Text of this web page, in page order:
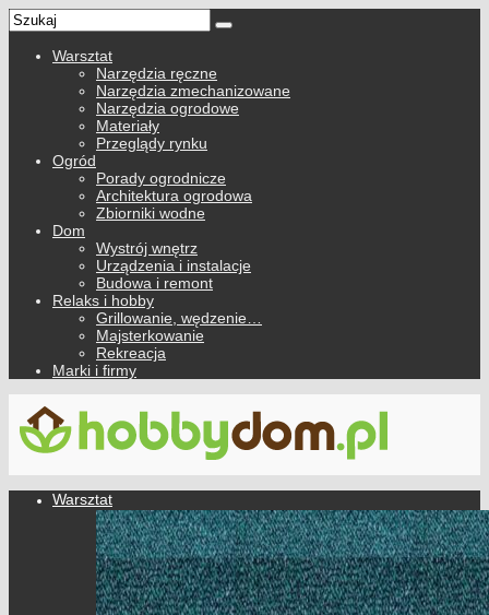
Warsztat
Narzędzia ręczne
Narzędzia zmechanizowane
Narzędzia ogrodowe
Materiały
Przeglądy rynku
Ogród
Porady ogrodnicze
Architektura ogrodowa
Zbiorniki wodne
Dom
Wystrój wnętrz
Urządzenia i instalacje
Budowa i remont
Relaks i hobby
Grillowanie, wędzenie…
Majsterkowanie
Rekreacja
Marki i firmy
Warsztat